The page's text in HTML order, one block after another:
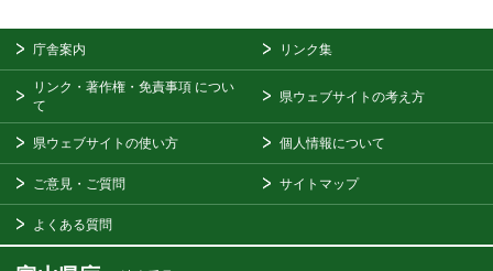
庁舎案内 リンク集
リンク・著作権・免責事項 につい
て
県ウェブサイトの考え方
県ウェブサイトの使い方 個人情報について
ご意見・ご質問 サイトマップ
よくある質問